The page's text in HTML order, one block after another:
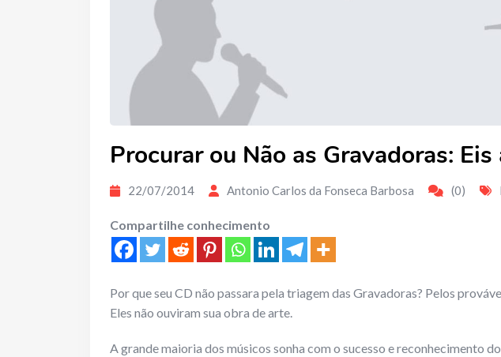
Procurar ou Não as Gravadoras: Eis
22/07/2014 Antonio Carlos da Fonseca Barbosa (0)
Compartilhe conhecimento
Por que seu CD não passara pela triagem das Gravadoras? Pelos
Eles não ouviram sua obra de arte.
A grande maioria dos músicos sonha com o sucesso e reconhecimento